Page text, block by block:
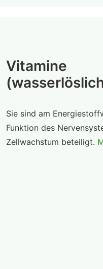
Vitamine
Sie sind am
Funktion des
Zellwachstum beteiligt.